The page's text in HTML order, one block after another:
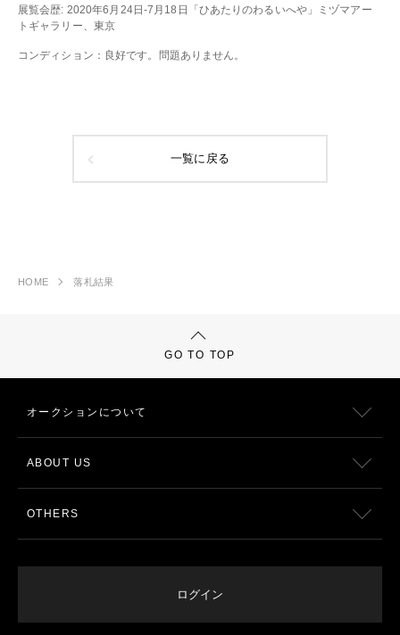
展覧会歴: 2020年6月24日-7月18日「ひあたりのわるいへや」ミヅマアー
トギャラリー、東京
コンディション：良好です。問題ありません。
一覧に戻る
HOME 落札結果
GO TO TOP
オークションについて
ABOUT US
OTHERS
ログイン